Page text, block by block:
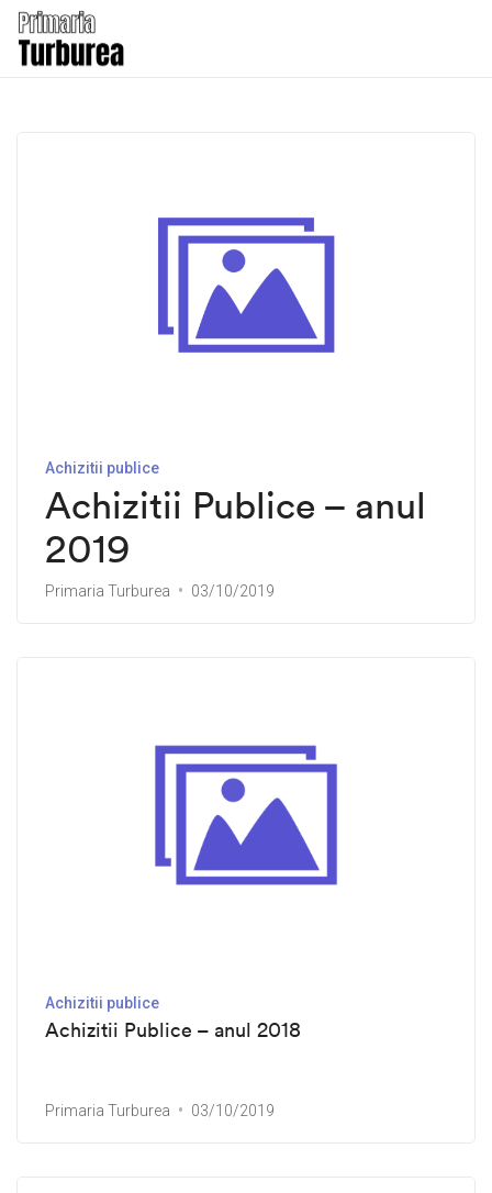
Achizitii publice
Achizitii Publice – anul
2019
Primaria Turburea 03/10/2019
Achizitii publice
Achizitii Publice – anul 2018
Primaria Turburea 03/10/2019